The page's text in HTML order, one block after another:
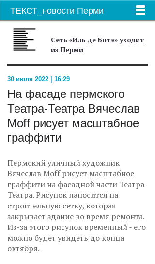
ТЕКСТ_новости Перми
Сеть «Иль де Ботэ» уходит
из Перми
30 июля 2022 | 16:29
На фасаде пермского
Театра-Театра Вячеслав
Moff рисует масштабное
граффити
Пермский уличный художник
Вячеслав Moff рисует масштабное
граффити на фасадной части Театра-
Театра. Рисунок наносится на
строительную сетку, которая
закрывает здание во время ремонта.
Из-за этого рисунок временный - его
можно будет увидеть до конца
октября.